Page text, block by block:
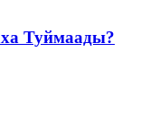
Туймаады?